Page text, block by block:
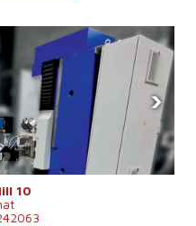
›
10